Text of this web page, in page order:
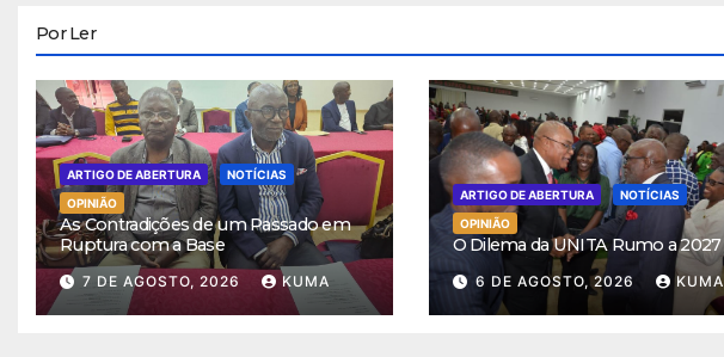
Por Ler
ARTIGO DE ABERTURA
NOTÍCIAS
OPINIÃO
As Contradições de um Passado em
Ruptura com a Base
7 DE AGOSTO, 2026 KUMA
ARTIGO DE ABERTURA
NOTÍCIAS
OPINIÃO
O Dilema da UNITA Rumo a 2027
6 DE AGOSTO, 2026 KUMA